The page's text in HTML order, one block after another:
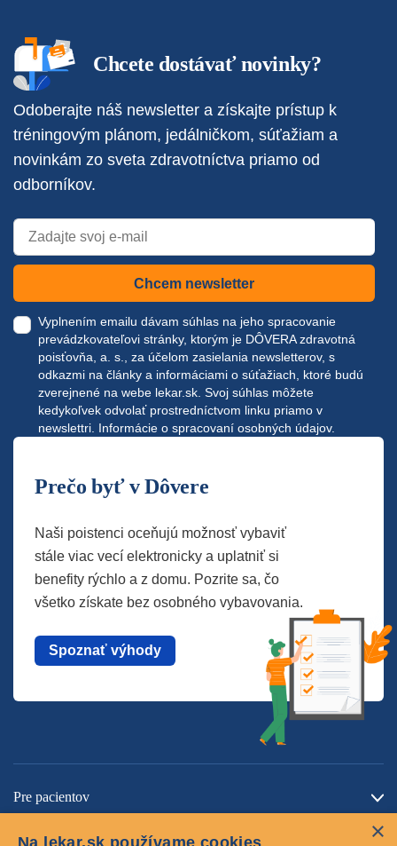
Chcete dostávať novinky?
Odoberajte náš newsletter a získajte prístup k
tréningovým plánom, jedálničkom, súťažiam a
novinkám zo sveta zdravotníctva priamo od
odborníkov.
Chcem newsletter
Vyplnením emailu dávam súhlas na jeho spracovanie
prevádzkovateľovi stránky, ktorým je DÔVERA zdravotná
poisťovňa, a. s., za účelom zasielania newsletterov, s
odkazmi na články a informáciami o súťažiach, ktoré budú
zverejnené na webe lekar.sk . Svoj súhlas môžete
kedykoľvek odvolať prostredníctvom linku priamo v
newslettri. Informácie o spracovaní osobných údajov.
Prečo byť v Dôvere
Naši poistenci oceňujú možnosť vybaviť
stále viac vecí elektronicky a uplatniť si
benefity rýchlo a z domu. Pozrite sa, čo
všetko získate bez osobného vybavovania.
Spoznať výhody
Pre pacientov
×
Na lekar.sk používame cookies